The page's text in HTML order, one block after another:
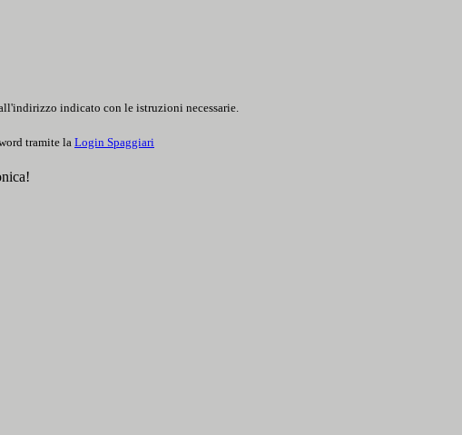
indicato con le istruzioni necessarie.
tramite la Login Spaggiari